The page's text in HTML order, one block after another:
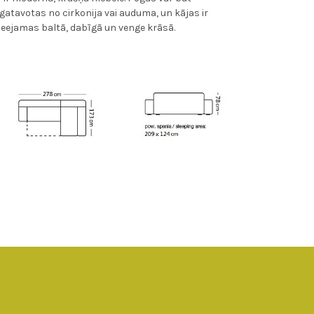
no cirkonija vai auduma, un kājas ir
baltā, dabīgā un venge krāsā.